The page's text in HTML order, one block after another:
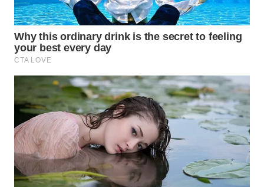
TENGAH
WN DELI
SERDANG
WN
TEBING
TINGGI
WN
PAKPAK
WN